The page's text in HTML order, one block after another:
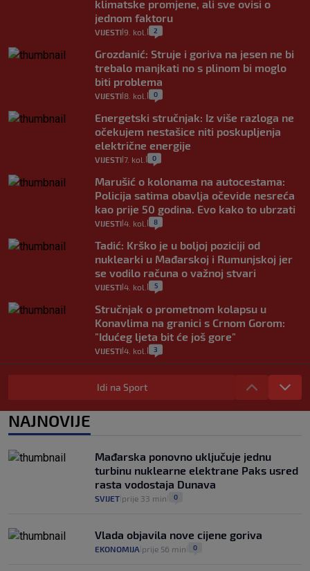
klimatske promjene, ali sve ovisi o
jednom faktoru
VIJESTI 9. kol. 2
Grozdanić: Struje i goriva na jesen ne bi
trebalo manjkati no s plinom bi moglo
biti problema
VIJESTI 8. kol. 0
Energetski stručnjak: Iz više razloga ne
očekujem nestašice niti poskupljenja
električne energije
VIJESTI 7. kol. 0
Marušić o kolonama na autocestama:
Policija satima obavlja očevide nesreća
kao prije 50 godina. Evo kako to ubrzati
VIJESTI 4. kol. 8
Tadić: Krško je u boljoj poziciji od
nuklearki u Mađarskoj i Rumunjskoj jer
se vodilo računa o važnoj stvari
VIJESTI 4. kol. 5
Stručnjak o prometnom kolapsu u
Konavlima na granici s Crnom Gorom:
"Idućeg ljeta bit će još gore"
VIJESTI 4. kol. 3
Iz Hrvatske u Italiju može se i preko
mora. Provjerili smo brodske linije i
2
rajčica košta deset eura: "Nećete ih
vidjeti na akcijama u trgovinama"
8
Idi na Sport
NAJNOVIJE
Mađarska ponovno uključuje jednu
turbinu nuklearne elektrane Paks usred
rasta vodostaja Dunava
SVIJET prije 33 min 0
Vlada objavila nove cijene goriva
EKONOMIJA prije 56 min 0